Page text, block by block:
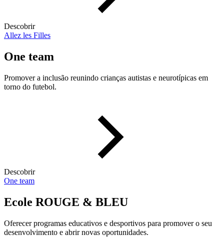
Descobrir
Allez les Filles
One team
Promover a inclusão reunindo crianças autistas e neurotípicas em
torno do futebol.
Descobrir
One team
Ecole ROUGE & BLEU
Oferecer programas educativos e desportivos para promover o seu
desenvolvimento e abrir novas oportunidades.